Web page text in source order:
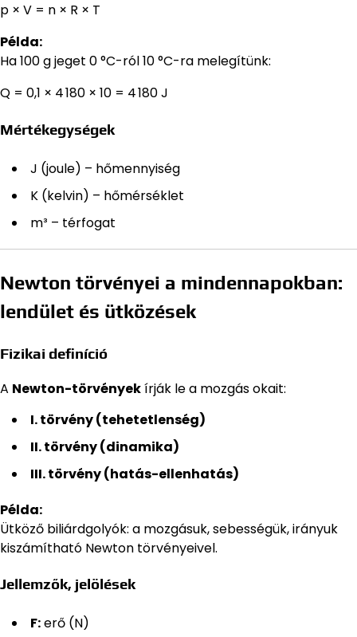
p × V = n × R × T
Példa:
Ha 100 g jeget 0 °C-ról 10 °C-ra melegítünk:
Q = 0,1 × 4 180 × 10 = 4 180 J
Mértékegységek
J (joule) – hőmennyiség
K (kelvin) – hőmérséklet
m³ – térfogat
Newton törvényei a mindennapokban:
lendület és ütközések
Fizikai definíció
A Newton-törvényekírják le a mozgás okait:
I. törvény (tehetetlenség)
II. törvény (dinamika)
III. törvény (hatás-ellenhatás)
Példa:
Ütköző biliárdgolyók: a mozgásuk, sebességük, irányuk
kiszámítható Newton törvényeivel.
Jellemzők, jelölések
F:erő (N)